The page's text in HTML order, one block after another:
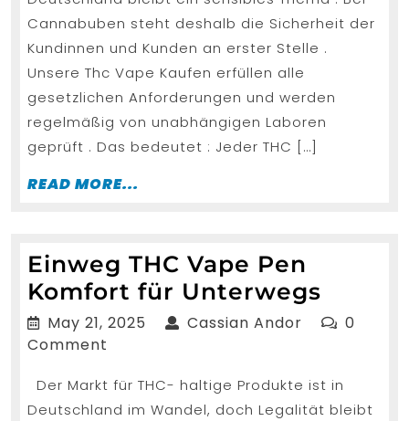
Erleben
Cannabuben steht deshalb die Sicherheit der
Kundinnen und Kunden an erster Stelle .
Unsere Thc Vape Kaufen erfüllen alle
gesetzlichen Anforderungen und werden
regelmäßig von unabhängigen Laboren
geprüft . Das bedeutet : Jeder THC […]
READ MORE...
Einweg THC Vape Pen
Komfort für Unterwegs
THC
Pen
May 21, 2025 May Cassian Andor Cassian
0
Comment
Der Markt für THC- haltige Produkte ist in
Deutschland im Wandel, doch Legalität bleibt